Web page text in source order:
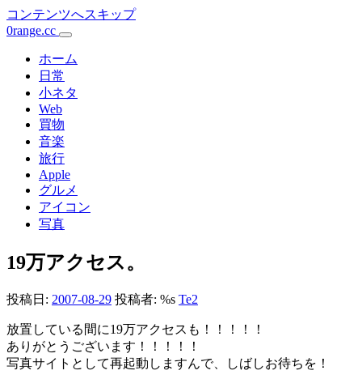
コンテンツへスキップ
メ
ン
0range.cc
ホーム
日常
小ネタ
Web
買物
音楽
旅行
Apple
グルメ
アイコン
写真
19万アクセス。
投稿日: 2007-08-29 投稿者: %s Te2
放置している間に19万アクセスも！！！！！
ありがとうございます！！！！！
写真サイトとして再起動しますんで、しばしお待ちを！